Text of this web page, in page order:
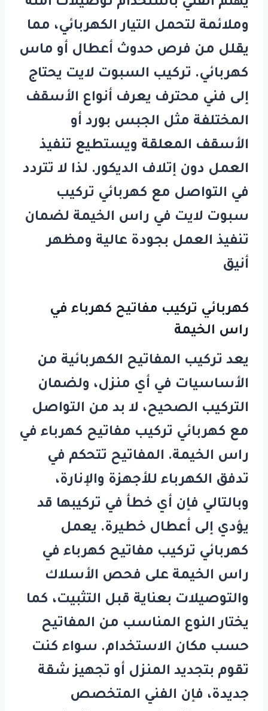
وملائمة لتحمل التيار الكهربائي، مما
يقلل من فرص حدوث أعطال أو ماس
كهربائي. تركيب السبوت لايت يحتاج
إلى فني محترف يعرف أنواع الأسقف
المختلفة مثل الجبس بورد أو
الأسقف المعلقة ويستطيع تنفيذ
العمل دون إتلاف الديكور. لذا لا تتردد
في التواصل مع كهربائي تركيب
سبوت لايت في راس الخيمة لضمان
تنفيذ العمل بجودة عالية ومظهر
أنيق
كهربائي تركيب مفاتيح كهرباء في
راس الخيمة
يعد تركيب المفاتيح الكهربائية من
الأساسيات في أي منزل، ولضمان
التركيب الصحيح، لا بد من التواصل
مع كهربائي تركيب مفاتيح كهرباء في
راس الخيمة. المفاتيح تتحكم في
تدفق الكهرباء للأجهزة والإنارة،
وبالتالي فإن أي خطأ في تركيبها قد
يؤدي إلى أعطال خطيرة. يعمل
كهربائي تركيب مفاتيح كهرباء في
راس الخيمة على فحص الأسلاك
والتوصيلات بعناية قبل التثبيت، كما
يختار النوع المناسب من المفاتيح
حسب مكان الاستخدام. سواء كنت
تقوم بتجديد المنزل أو تجهيز شقة
جديدة، فإن الفني المتخصص